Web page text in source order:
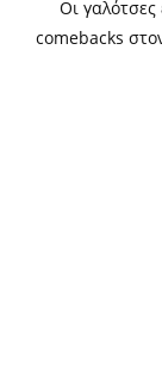
Οι
comebacks